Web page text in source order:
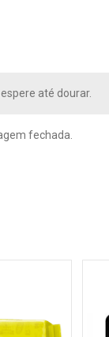
até dourar.
fechada.